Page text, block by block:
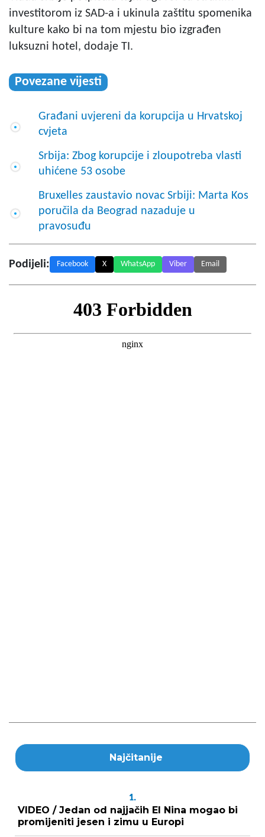
investitorom iz SAD-a i ukinula zaštitu spomenika
kulture kako bi na tom mjestu bio izgrađen
luksuzni hotel, dodaje TI.
Povezane vijesti
Građani uvjereni da korupcija u Hrvatskoj
cvjeta
Srbija: Zbog korupcije i zloupotreba vlasti
uhićene 53 osobe
Bruxelles zaustavio novac Srbiji: Marta Kos
poručila da Beograd nazaduje u
pravosuđu
Podijeli: Facebook X WhatsApp Viber Email
Najčitanije
1.
VIDEO / Jedan od najjačih El Nina mogao bi
promijeniti jesen i zimu u Europi